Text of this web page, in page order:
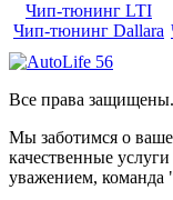
Чип-тюнинг LTI
Чип-тюнинг Dallara
Все права защищены.
Мы заботимся о
качественные
уважением, команда